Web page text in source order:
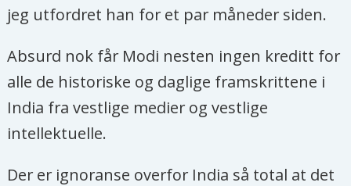
jeg utfordret han for et par måneder siden.
Absurd nok får Modi nesten ingen kreditt for
alle de historiske og daglige framskrittene i
India fra vestlige medier og vestlige
intellektuelle.
Der er ignoranse overfor India så total at det